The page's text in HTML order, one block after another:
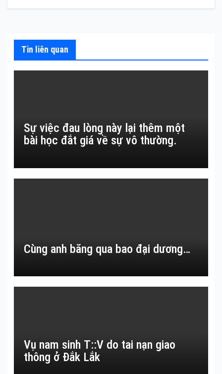
viết
Tin liên quan
Sự việc đau lòng này lại thêm một
bài học đắt giá về sự vô thường.
Cùng anh băng qua bao đại dương…
Vụ nam sinh T::V do tai nạn giao
thông ở Đắk Lắk